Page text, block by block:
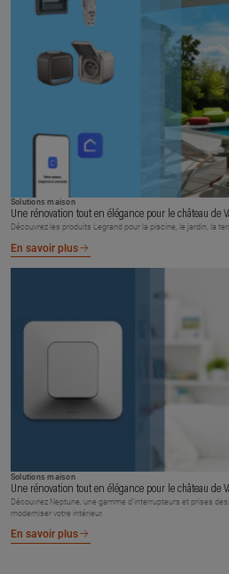
Solutions maison
Une rénovation tout en élégance pour le château de
Découvrez les produits Legrand pour la piscine, le jardin, la
En savoir plus
Solutions maison
Une rénovation tout en élégance pour le château de
Découvrez Neptune, une gamme d’interrupteurs et prises
moderniser votre intérieur.
En savoir plus